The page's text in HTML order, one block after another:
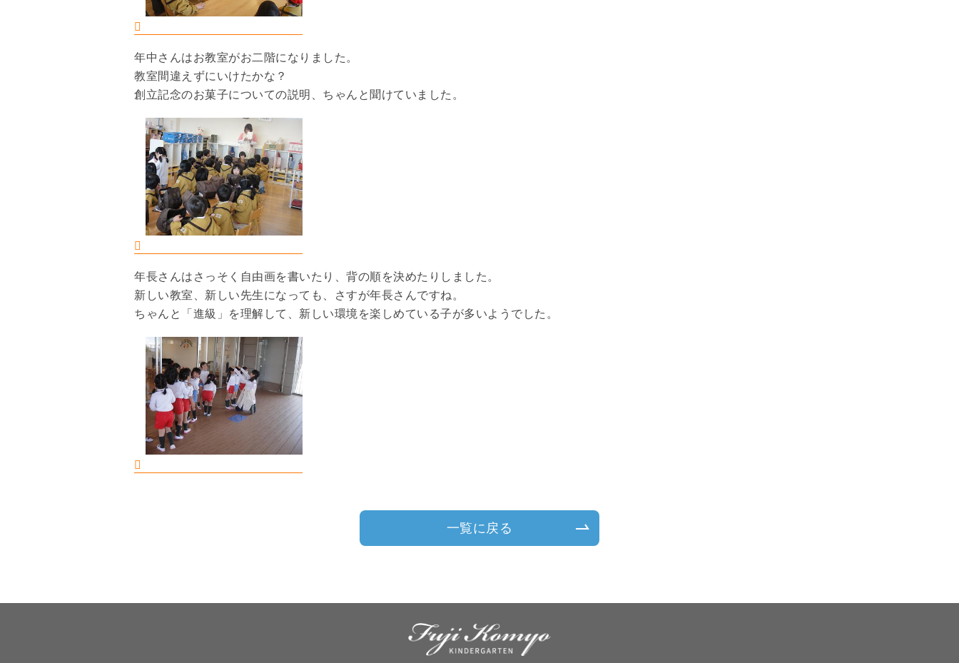
年中さんはお教室がお二階になりました。
教室間違えずにいけたかな？
創立記念のお菓子についての説明、ちゃんと聞けていました。
年長さんはさっそく自由画を書いたり、背の順を決めたりしました。
新しい教室、新しい先生になっても、さすが年長さんですね。
ちゃんと「進級」を理解して、新しい環境を楽しめている子が多いようでした。
一覧に戻る